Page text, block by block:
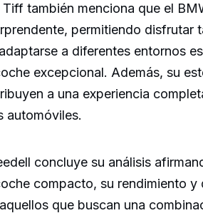
Tiff también menciona que el
permitiendo disfrutar
a diferentes entornos
excepcional. Además, su
a una experiencia
automóviles.
concluye su análisis
compacto, su rendimiento
que buscan una